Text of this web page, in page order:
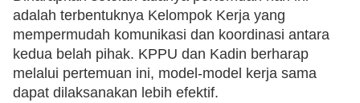
adalah terbentuknya Kelompok Kerja yang
mempermudah komunikasi dan koordinasi antara
kedua belah pihak. KPPU dan Kadin berharap
melalui pertemuan ini, model-model kerja sama
dapat dilaksanakan lebih efektif.